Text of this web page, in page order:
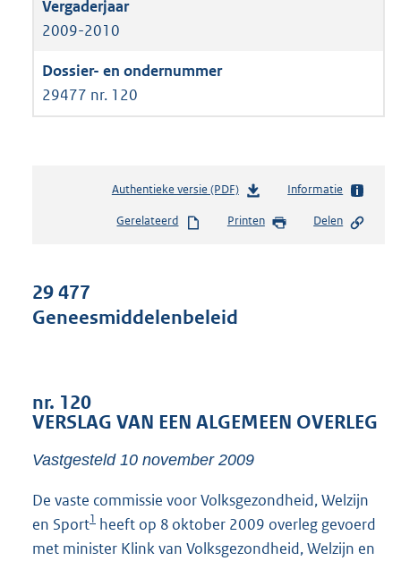
2009-2010
29477 nr. 120
Authentieke versie (PDF)b
s
t
t
e
1
6
K
Informatie
Gerelateerd Printen Delen
29 477
Geneesmiddelenbeleid
nr. 120
VERSLAG VAN EEN ALGEMEEN OVERLEG
Vastgesteld 10 november 2009
De vaste commissie voor Volksgezondheid, Welzijn
en Sport1 heeft op 8 oktober 2009 overleg gevoerd
met minister Klink van Volksgezondheid, Welzijn en